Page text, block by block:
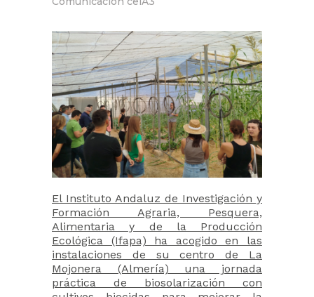
El Instituto Andaluz de Investigación y
Formación Agraria, Pesquera,
Alimentaria y de la Producción
Ecológica (Ifapa) ha acogido en las
instalaciones de su centro de La
Mojonera (Almería) una jornada
práctica de biosolarización con